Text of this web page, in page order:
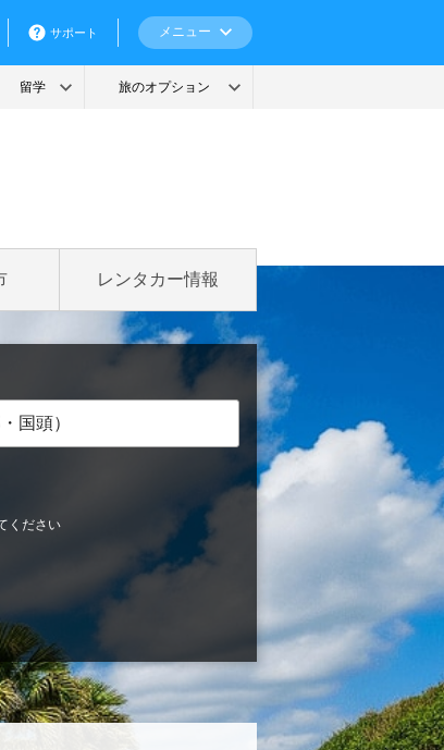
レンタカー情報
国頭）
ください